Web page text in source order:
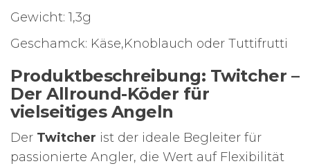
Gewicht: 1,3g
Geschamck: Käse,Knoblauch oder Tuttifrutti
Produktbeschreibung: Twitcher –
Der Allround-Köder für
vielseitiges Angeln
Der Twitcher ist der ideale Begleiter für
passionierte Angler, die Wert auf Flexibilität